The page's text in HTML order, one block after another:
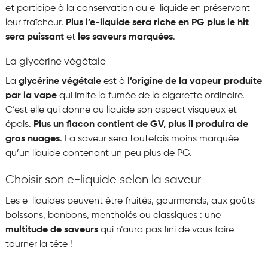
et participe à la conservation du e-liquide en préservant
leur fraîcheur. Plus l’e-liquide sera riche en PG plus le hit
sera puissant et les saveurs marquées.
La glycérine végétale
La glycérine végétaleest à l’origine de la vapeur produite
par la vapequi imite la fumée de la cigarette ordinaire.
C’est elle qui donne au liquide son aspect visqueux et
épais. Plus un flacon contient de GV, plus il produira de
gros nuages. La saveur sera toutefois moins marquée
qu’un liquide contenant un peu plus de PG.
Choisir son e-liquide selon la saveur
Les e-liquides peuvent être fruités, gourmands, aux goûts
boissons, bonbons, mentholés ou classiques : une
multitude de saveurs qui n’aura pas fini de vous faire
tourner la tête !